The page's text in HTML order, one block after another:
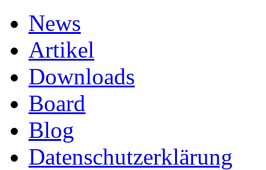
News
Artikel
Downloads
Board
Blog
Datenschutzerklärung